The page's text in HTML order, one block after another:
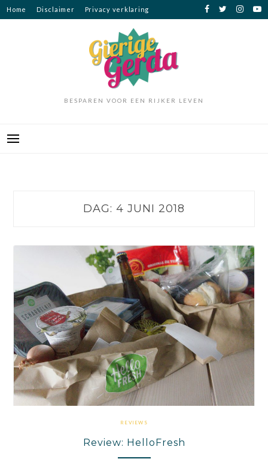
Ga
naar
Home Disclaimer Privacy verklaring
BESPAREN VOOR EEN RIJKER LEVEN
DAG: 4 JUNI 2018
REVIEWS
Review: HelloFresh